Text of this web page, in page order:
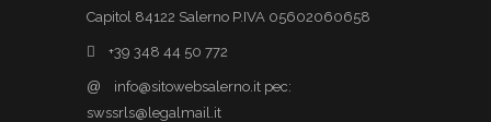
Capitol 84122 Salerno P.IVA 05602060658
+39 348 44 50 772
@
info@sitowebsalerno.it pec:
swssrls@legalmail.it